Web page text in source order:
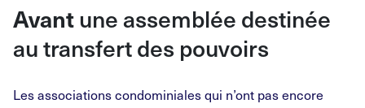
Avantune assemblée destinée
au transfert des pouvoirs
Les associations condominiales qui n’ont pas encore